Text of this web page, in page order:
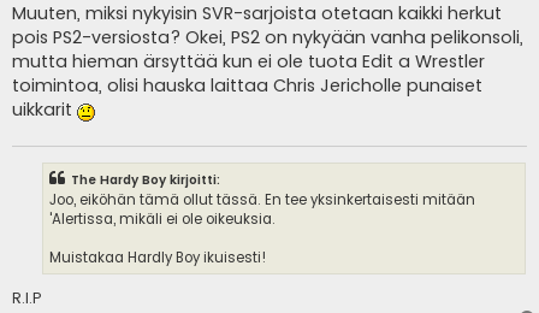
Muuten, miksi nykyisin SVR-sarjoista otetaan kaikki herkut
pois PS2-versiosta? Okei, PS2 on nykyään vanha pelikonsoli,
mutta hieman ärsyttää kun ei ole tuota Edit a Wrestler
toimintoa, olisi hauska laittaa Chris Jericholle punaiset
uikkarit
The Hardy Boy kirjoitti:
Joo, eiköhän tämä ollut tässä. En tee yksinkertaisesti mitään
'Alertissa, mikäli ei ole oikeuksia.
Muistakaa Hardly Boy ikuisesti!
R.I.P